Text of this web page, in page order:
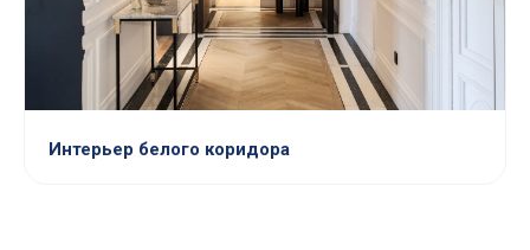
Интерьер белого коридора